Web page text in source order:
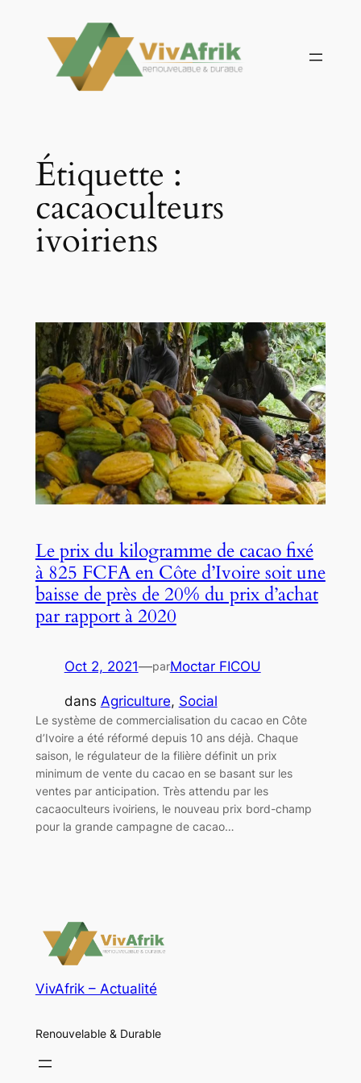
contenu
Étiquette :
cacaoculteurs
ivoiriens
Le prix du kilogramme de cacao fixé
à 825 FCFA en Côte d’Ivoire soit une
baisse de près de 20% du prix d’achat
par rapport à 2020
Oct 2, 2021—parMoctar FICOU
dans Agriculture, Social
Le système de commercialisation du cacao en Côte
d’Ivoire a été réformé depuis 10 ans déjà. Chaque
saison, le régulateur de la filière définit un prix
minimum de vente du cacao en se basant sur les
ventes par anticipation. Très attendu par les
cacaoculteurs ivoiriens, le nouveau prix bord-champ
pour la grande campagne de cacao…
VivAfrik – Actualité
Renouvelable & Durable